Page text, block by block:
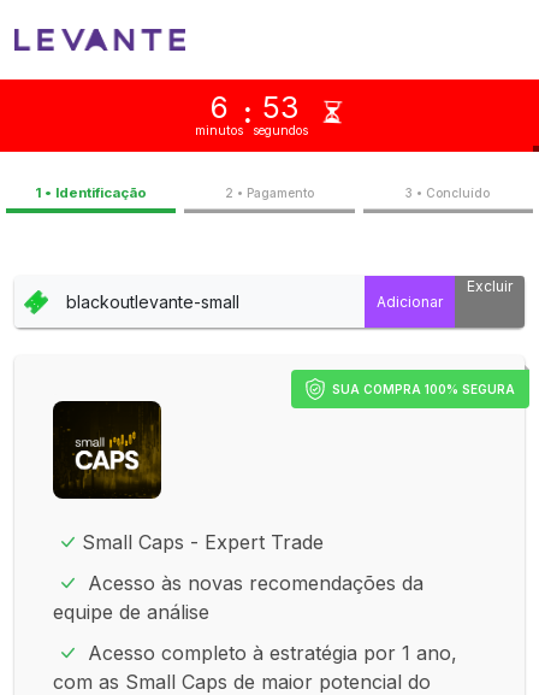
6
minutos
: 53
segundos
1 • Identificação 2 • Pagamento 3 •
Excluir
SUA COMPRA 100% SEGURA
Small Caps - Expert Trade
Acesso às novas recomendações da
equipe de análise
Acesso completo à estratégia por 1 ano,
com as Small Caps de maior potencial do